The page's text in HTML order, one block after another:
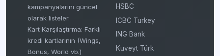
kampanyalarını güncel
olarak listeler.
Kart Karşılaştırma: Farklı
kredi kartlarının (Wings,
Bonus, World vb.)
HSBC
ICBC Turkey
ING Bank
Kuveyt Türk